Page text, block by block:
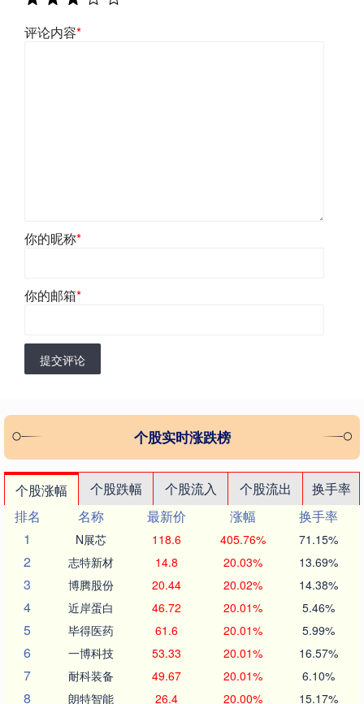
评论内容*
你的昵称*
你的邮箱*
提交评论
个股实时涨跌榜
个股涨幅 个股跌幅 个股流入 个股流出
换手率
排名
名称 最新价 涨幅
换手率
1
N展芯 118.6 405.76% 71.15%
2 志特新材 14.8 20.03% 13.69%
3 博腾股份 20.44 20.02% 14.38%
4 近岸蛋白 46.72 20.01% 5.46%
5 毕得医药 61.6 20.01% 5.99%
6 一博科技 53.33 20.01% 16.57%
7 耐科装备 49.67 20.01% 6.10%
8 朗特智能 26.4 20.00% 15.17%